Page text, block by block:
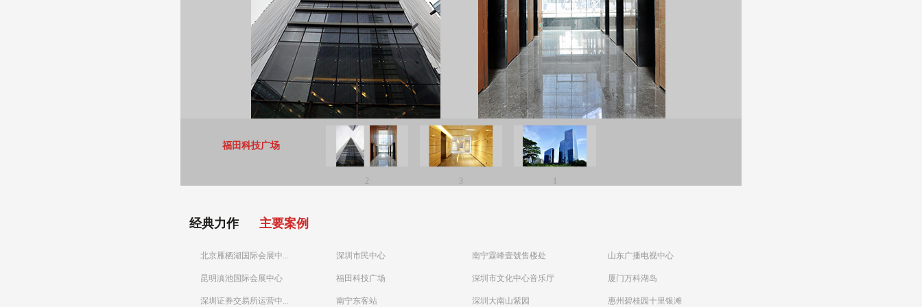
福田科技广场
2 3
经典力作 主要案例
北京雁栖湖国际会展中...
昆明滇池国际会展中心
深圳证券交易所运营中...
深圳市民中心
福田科技广场
南宁东客站
南宁霖峰壹號售楼处
深圳市文化中心音乐厅
深圳大南山紫园
山东广播电视中心
厦门万科湖岛
惠州碧桂园十里银滩